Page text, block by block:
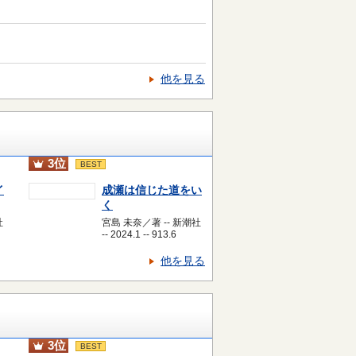
他を見る
3位 BEST
成瀬は信じた道をい
く
宮島 未奈／著 -- 新潮社
-- 2024.1 -- 913.6
他を見る
3位 BEST